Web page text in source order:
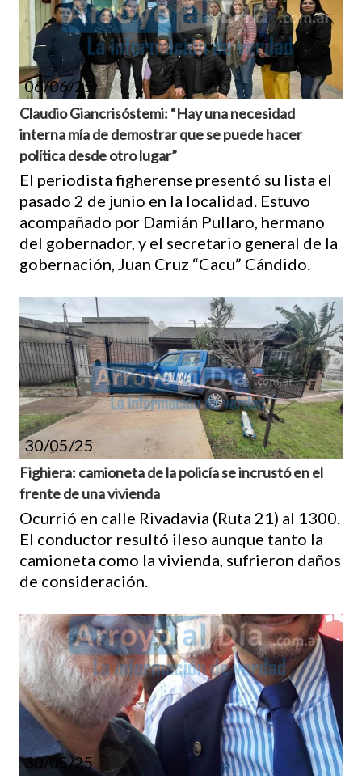
06/06/25
Claudio Giancrisóstemi: “Hay una necesidad
interna mía de demostrar que se puede hacer
política desde otro lugar”
El periodista figherense presentó su lista el
pasado 2 de junio en la localidad. Estuvo
acompañado por Damián Pullaro, hermano
del gobernador, y el secretario general de la
gobernación, Juan Cruz “Cacu” Cándido.
30/05/25
Fighiera: camioneta de la policía se incrustó en el
frente de una vivienda
Ocurrió en calle Rivadavia (Ruta 21) al 1300.
El conductor resultó ileso aunque tanto la
camioneta como la vivienda, sufrieron daños
de consideración.
30/05/25